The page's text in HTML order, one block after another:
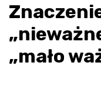
„mało